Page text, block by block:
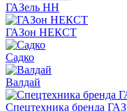
ГАЗель НН
ГАЗон НЕКСТ
Садко
Валдай
Спецтехника бренда ГАЗ